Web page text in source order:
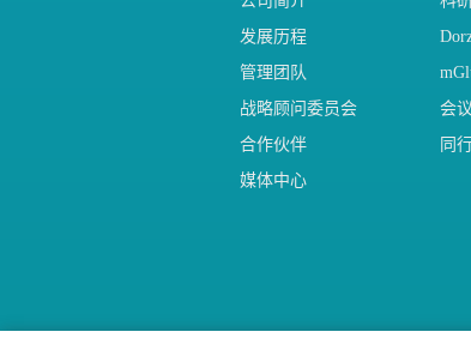
发展历程
管理团队
战略顾问委员会
合作伙伴
媒体中心
会
同